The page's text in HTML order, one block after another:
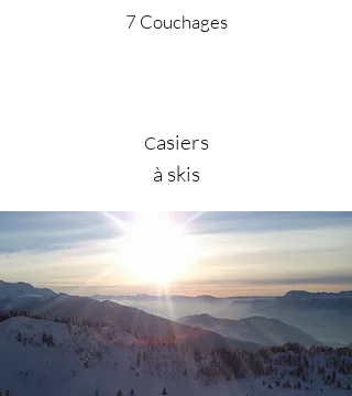
7 Couchages
Casiers
à skis